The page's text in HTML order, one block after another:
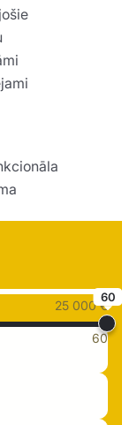
25 000 €
60
60